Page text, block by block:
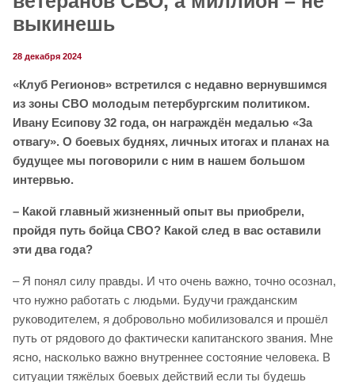
выкинешь
28 декабря 2024
«Клуб Регионов» встретился с недавно вернувшимся
из зоны СВО молодым петербургским политиком.
Ивану Есипову 32 года, он награждён медалью «За
отвагу». О боевых буднях, личных итогах и планах на
будущее мы поговорили с ним в нашем большом
интервью.
– Какой главный жизненный опыт вы приобрели,
пройдя путь бойца СВО? Какой след в вас оставили
эти два года?
– Я понял силу правды. И что очень важно, точно осознал,
что нужно работать с людьми. Будучи гражданским
руководителем, я добровольно мобилизовался и прошёл
путь от рядового до фактически капитанского звания. Мне
ясно, насколько важно внутреннее состояние человека. В
ситуации тяжёлых боевых действий если ты будешь